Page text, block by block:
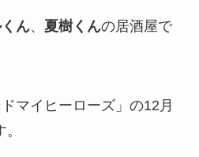
ん、 夏樹くんの居酒屋で
マイヒーローズ」の12月